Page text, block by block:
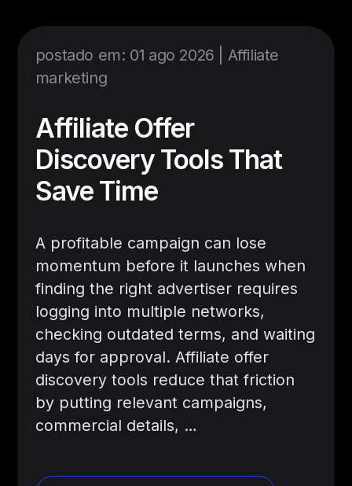
postado em: 01 ago 2026 | Affiliate
marketing
Affiliate Offer
Discovery Tools That
Save Time
A profitable campaign can lose
momentum before it launches when
finding the right advertiser requires
logging into multiple networks,
checking outdated terms, and waiting
days for approval. Affiliate offer
discovery tools reduce that friction
by putting relevant campaigns,
commercial details, …